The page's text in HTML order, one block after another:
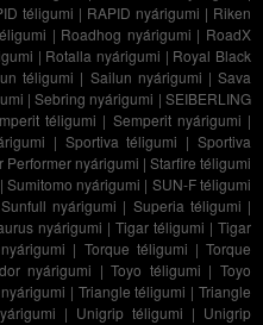
téligumi | RAPID nyárigumi | Riken
| Roadhog nyárigumi | RoadX
| Rotalla nyárigumi | Royal Black
téligumi | Sailun nyárigumi |Sava
|Sebring nyárigumi |SEIBERLING
téligumi | Semperit nyárigumi |
| Sportiva téligumi |Sportiva
Performer nyárigumi | Starfire téligumi
| Sumitomo nyárigumi | SUN-F téligumi
Sunfull nyárigumi | Superia téligumi |
nyárigumi | Tigar téligumi |Tigar
| Torque téligumi |Torque
nyárigumi |Toyo téligumi |Toyo
| Triangle téligumi |Triangle
| Unigrip téligumi | Unigrip